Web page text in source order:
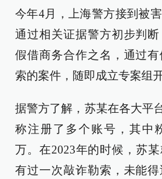
今年4月，上海警方接到被
通过相关证据警方初步判
假借商务合作之名，通过
索的案件，随即成立专案组
据警方了解，苏某在各大平
称注册了多个账号，其中
万。在2023年的时候，苏
有过一次敲诈勒索，未能